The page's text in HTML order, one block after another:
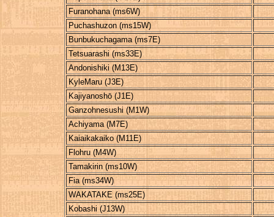
Furanohana (ms6W)
Puchashuzon (ms15W)
Bunbukuchagama (ms7E)
Tetsuarashi (ms33E)
Andonishiki (M13E)
KyleMaru (J3E)
Kajiyanoshō (J1E)
Ganzohnesushi (M1W)
Achiyama (M7E)
Kaiaikakaiko (M11E)
Flohru (M4W)
Tamakirin (ms10W)
Fia (ms34W)
WAKATAKE (ms25E)
Kobashi (J13W)